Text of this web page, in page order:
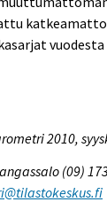
vuodesta
2010,
(09)